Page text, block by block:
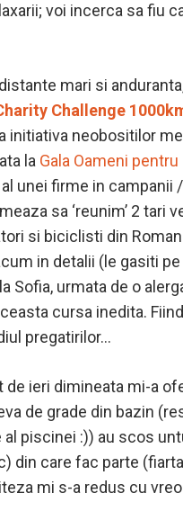
voi incerca sa fiu
mari si
Challenge
initiativa neobositilor
la Gala Oameni pentru
unei firme in campanii
sa ‘reunim’ 2 tari
si biciclisti din
in detalii (le gasiti
Sofia, urmata de o
cursa inedita.
pregatirilor…
ieri dimineata mi-a
de grade din bazin
piscinei :)) au scos
din care fac parte
mi s-a redus cu